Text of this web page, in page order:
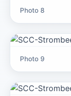
Photo 8
Photo 9